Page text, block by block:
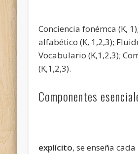
Conciencia fonémca (K,
alfabético (K, 1,2,3);
Vocabulario (K,1,2,3);
(K,1,2,3).
Componentes
explícito, se enseña